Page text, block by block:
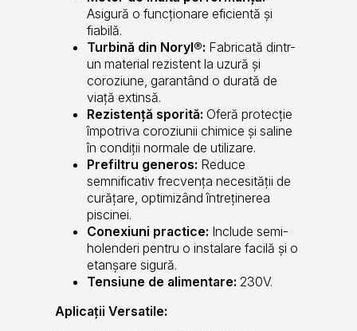
Asigură o funcționare eficientă și
fiabilă.
Turbină din Noryl®: Fabricată dintr-
un material rezistent la uzură și
coroziune, garantând o durată de
viață extinsă.
Rezistență sporită: Oferă protecție
împotriva coroziunii chimice și saline
în condiții normale de utilizare.
Prefiltru generos: Reduce
semnificativ frecvența necesității de
curățare, optimizând întreținerea
piscinei.
Conexiuni practice: Include semi-
holenderi pentru o instalare facilă și o
etanșare sigură.
Tensiune de alimentare: 230V.
Aplicații Versatile: